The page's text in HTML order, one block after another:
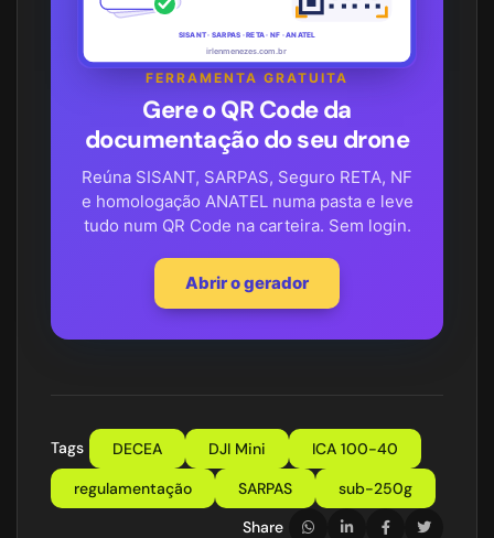
SISANT · SARPAS · RETA · NF · ANATEL
irlenmenezes.com.br
FERRAMENTA GRATUITA
Gere o QR Code da
documentação do seu drone
Reúna SISANT, SARPAS, Seguro RETA, NF
e homologação ANATEL numa pasta e leve
tudo num QR Code na carteira. Sem login.
Abrir o gerador
Tags DECEA DJI Mini
ICA 100-40
regulamentação
SARPAS
sub-250g
Share